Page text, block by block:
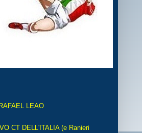
LEAO
CT DELL'ITALIA (e Ranieri